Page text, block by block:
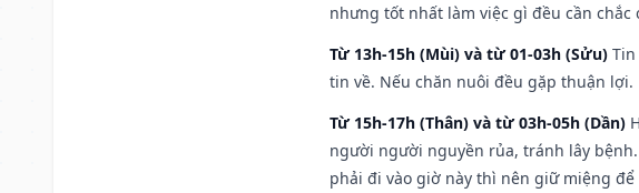
nhưng tốt nhất làm việc gì đều cần chắc
Từ 13h-15h (Mùi) và từ 01-03h (Sửu)
tin về. Nếu chăn nuôi đều gặp thuận lợi.
Từ 15h-17h (Thân) và từ 03h-05h (Dần)
người người nguyền rủa, tránh lây
phải đi vào giờ này thì nên giữ miệng